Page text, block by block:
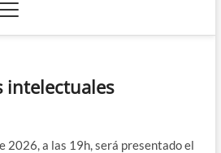
intelectuales
2026, a las 19h, será presentado el